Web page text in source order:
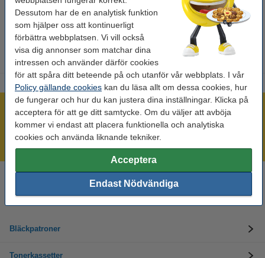
Dessutom har de en analytisk funktion
som hjälper oss att kontinuerligt
förbättra webbplatsen. Vi vill också
visa dig annonser som matchar dina
intressen och använder därför cookies
för att spåra ditt beteende på och utanför vår webbplats. I vår
Policy gällande cookies kan du läsa allt om dessa cookies, hur
de fungerar och hur du kan justera dina inställningar. Klicka på
acceptera för att ge ditt samtycke. Om du väljer att avböja
kommer vi endast att placera funktionella och analytiska
cookies och använda liknande tekniker.
Acceptera
Endast Nödvändiga
Nummer: 80836
Mer än 300.000 kunder!
Beställ innan 16:00 så skickar vi idag!
Behöver du hjälp? Ring oss på 08-550 04 123
Bläckpatroner
Tonerkassetter